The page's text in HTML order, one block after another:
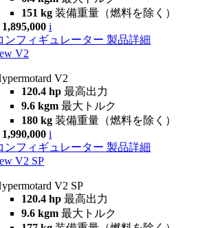
151 kg 装備重量（燃料を除く）
1,895,000 i
ンフィギュレーター 製品詳細
V2
V2
120.4 hp 最高出力
9.6 kgm 最大トルク
180 kg 装備重量（燃料を除く）
1,990,000 i
ンフィギュレーター 製品詳細
V2 SP
V2 SP
120.4 hp 最高出力
9.6 kgm 最大トルク